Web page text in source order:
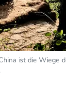
ist die Wiege